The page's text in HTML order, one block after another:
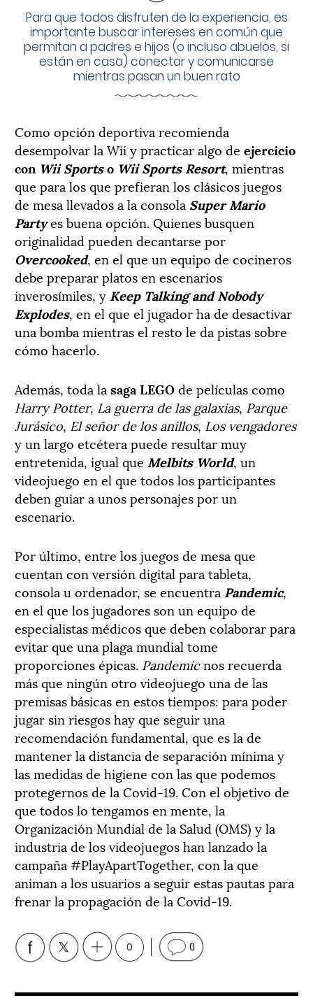
Para que todos disfruten de la experiencia, es
importante buscar intereses en común que
permitan a padres e hijos (o incluso abuelos, si
están en casa) conectar y comunicarse
mientras pasan un buen rato
Como opción deportiva recomienda
desempolvar la Wii y practicar algo de ejercicio
con Wii Sportso Wii Sports Resort, mientras
que para los que prefieran los clásicos juegos
de mesa llevados a la consola Super Mario
Partyes buena opción. Quienes busquen
originalidad pueden decantarse por
Overcooked, en el que un equipo de cocineros
debe preparar platos en escenarios
inverosímiles, y Keep Talking and Nobody
Explodes, en el que el jugador ha de desactivar
una bomba mientras el resto le da pistas sobre
cómo hacerlo.
Además, toda la saga LEGOde películas como
Harry Potter, La guerra de las galaxias, Parque
Jurásico, El señor de los anillos, Los vengadores
y un largo etcétera puede resultar muy
entretenida, igual que Melbits World, un
videojuego en el que todos los participantes
deben guiar a unos personajes por un
escenario.
Por último, entre los juegos de mesa que
cuentan con versión digital para tableta,
consola u ordenador, se encuentra Pandemic,
en el que los jugadores son un equipo de
especialistas médicos que deben colaborar para
evitar que una plaga mundial tome
proporciones épicas. Pandemicnos recuerda
más que ningún otro videojuego una de las
premisas básicas en estos tiempos: para poder
jugar sin riesgos hay que seguir una
recomendación fundamental, que es la de
mantener la distancia de separación mínima y
las medidas de higiene con las que podemos
protegernos de la Covid-19. Con el objetivo de
que todos lo tengamos en mente, la
Organización Mundial de la Salud (OMS) y la
industria de los videojuegos han lanzado la
campaña #PlayApartTogether, con la que
animan a los usuarios a seguir estas pautas para
frenar la propagación de la Covid-19.
0 0